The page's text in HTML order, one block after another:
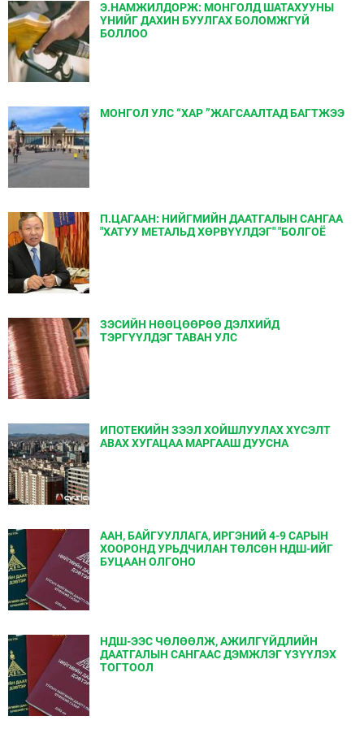
Э.НАМЖИЛДОРЖ: МОНГОЛД ШАТАХУУНЫ
ҮНИЙГ ДАХИН БУУЛГАХ БОЛОМЖГҮЙ
БОЛЛОО
МОНГОЛ УЛС “ХАР ”ЖАГСААЛТАД БАГТЖЭЭ
П.ЦАГААН: НИЙГМИЙН ДААТГАЛЫН САНГАА
"ХАТУУ МЕТАЛЬД ХѲРВҮҮЛДЭГ" "БОЛГОЁ
ЗЭСИЙН НӨӨЦӨӨРӨӨ ДЭЛХИЙД
ТЭРГҮҮЛДЭГ ТАВАН УЛС
ИПОТЕКИЙН ЗЭЭЛ ХОЙШЛУУЛАХ ХҮСЭЛТ
АВАХ ХУГАЦАА МАРГААШ ДУУСНА
ААН, БАЙГУУЛЛАГА, ИРГЭНИЙ 4-9 САРЫН
ХООРОНД УРЬДЧИЛАН ТӨЛСӨН НДШ-ИЙГ
БУЦААН ОЛГОНО
НДШ-ЭЭС ЧӨЛӨӨЛЖ, АЖИЛГҮЙДЛИЙН
ДААТГАЛЫН САНГААС ДЭМЖЛЭГ ҮЗҮҮЛЭХ
ТОГТООЛ